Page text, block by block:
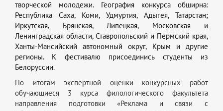
творческой молодежи. География конкурса обширна:
Республика Саха, Коми, Удмуртия, Адыгея, Татарстан;
Иркутская, Брянская, Липецкая, Московская и
Ленинградская области, Ставропольский и Пермский края,
Ханты-Мансийский автономный округ, Крым и другие
регионы. К фестивалю присоединись студенты из
Белоруссии.
По итогам экспертной оценки конкурсных работ
обучающиеся 3 курса филологического факультета
направления подготовки «Реклама и связи с